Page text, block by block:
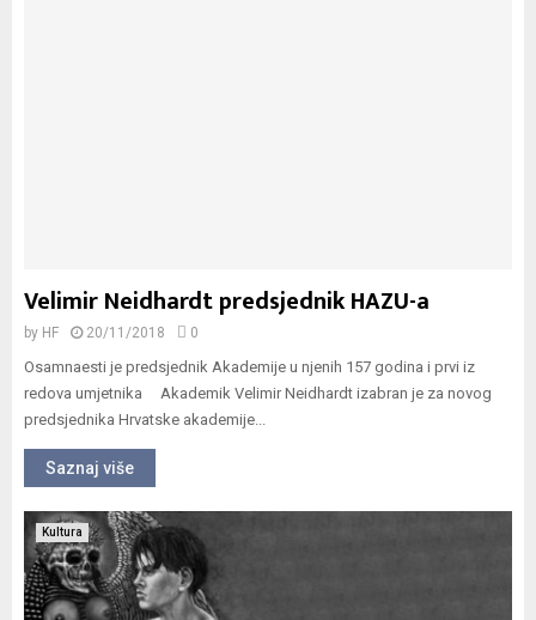
Velimir Neidhardt predsjednik HAZU-a
by HF 20/11/2018 0
Osamnaesti je predsjednik Akademije u njenih 157 godina i prvi iz
redova umjetnika Akademik Velimir Neidhardt izabran je za novog
predsjednika Hrvatske akademije...
Saznaj više
Kultura